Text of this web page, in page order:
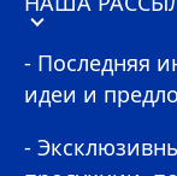
- Последняя
идеи и
-